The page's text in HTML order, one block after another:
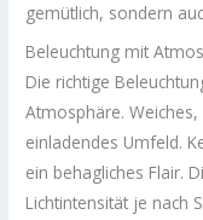
gemütlich, sondern
Beleuchtung mit
Die richtige
Atmosphäre.
einladendes Umfeld.
ein behagliches Flair.
Lichtintensität je nach